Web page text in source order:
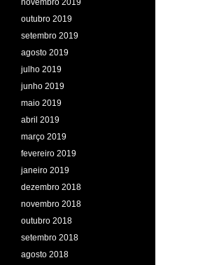
novembro 2019
outubro 2019
setembro 2019
agosto 2019
julho 2019
junho 2019
maio 2019
abril 2019
março 2019
fevereiro 2019
janeiro 2019
dezembro 2018
novembro 2018
outubro 2018
setembro 2018
agosto 2018